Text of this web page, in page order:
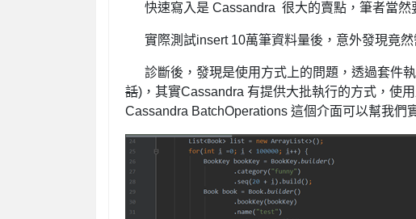
快速寫入是 Cassandra 很大的賣點，筆者當然
實際測試insert 10萬筆資料量後，意外發現竟
診斷後，發現是使用方式上的問題，透過套件
話)，其實Cassandra 有提供大批執行的方式，使
Cassandra BatchOperations 這個介面可以幫我們